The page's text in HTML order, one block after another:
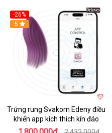
-26%
Hot
5
Trứng rung Svakom Edeny điều
khiển app kích thích kín đáo